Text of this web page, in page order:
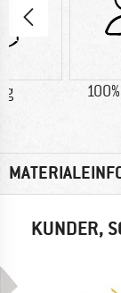
g
KUNDER,